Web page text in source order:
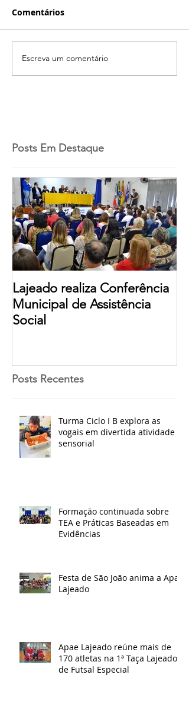
Comentários
Escreva um comentário
Posts Em Destaque
Lajeado realiza Conferência
Municipal de Assistência
Social
Posts Recentes
Turma Ciclo I B explora as
vogais em divertida atividade
sensorial
Formação continuada sobre
TEA e Práticas Baseadas em
Evidências
Festa de São João anima a Apae
Lajeado
Apae Lajeado reúne mais de
170 atletas na 1ª Taça Lajeado
de Futsal Especial